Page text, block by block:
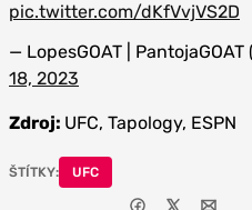
pic.twitter.com/dKfVvjVS2D
— LopesGOAT | PantojaGOAT
18, 2023
Zdroj: UFC, Tapology, ESPN
ŠTÍTKY: UFC